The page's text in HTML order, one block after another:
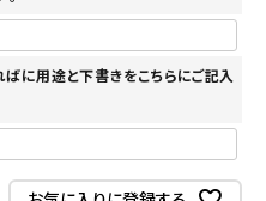
に用途と下書きをこちらにご記入